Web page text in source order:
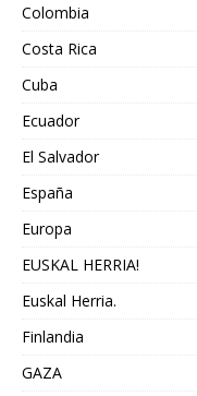
Colombia
Costa Rica
Cuba
Ecuador
El Salvador
España
Europa
EUSKAL HERRIA!
Euskal Herria.
Finlandia
GAZA